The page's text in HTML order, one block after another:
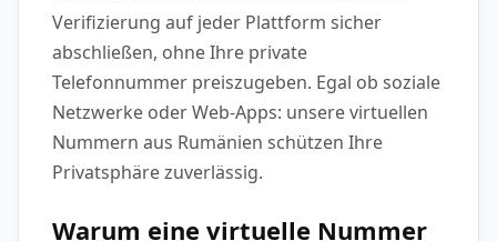
Verifizierung auf jeder Plattform sicher
abschließen, ohne Ihre private
Telefonnummer preiszugeben. Egal ob soziale
Netzwerke oder Web-Apps: unsere virtuellen
Nummern aus Rumänien schützen Ihre
Privatsphäre zuverlässig.
Warum eine virtuelle Nummer